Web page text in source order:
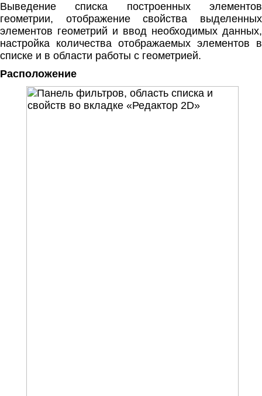
Выведение списка построенных элементов
геометрии, отображение свойства выделенных
элементов геометрий и ввод необходимых данных,
настройка количества отображаемых элементов в
списке и в области работы с геометрией.
Расположение